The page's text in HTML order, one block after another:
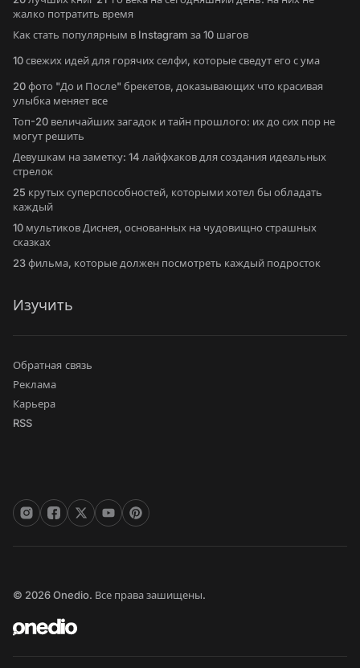
жалко потратить время
Как стать популярным в Instagram за 10 шагов
10 свежих идей для горячих селфи, которые сведут его с ума
20 фото "До и После" брекетов, доказывающих что красивая
улыбка меняет все
Топ-20 величайших загадок и тайн прошлого: их до сих пор не
могут решить
Девушкам на заметку: 14 лайфхаков для создания идеальных
стрелок
25 крутых суперспособностей, которыми хотел бы обладать
каждый
10 мультиков Диснея, основанных на чудовищно страшных
сказках
23 фильма, которые должен посмотреть каждый подросток
Изучить
Обратная связь
Реклама
Карьера
RSS
© 2026 Onedio. Все права зашищены.